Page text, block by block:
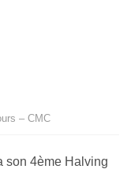
– CMC
son 4ème Halving